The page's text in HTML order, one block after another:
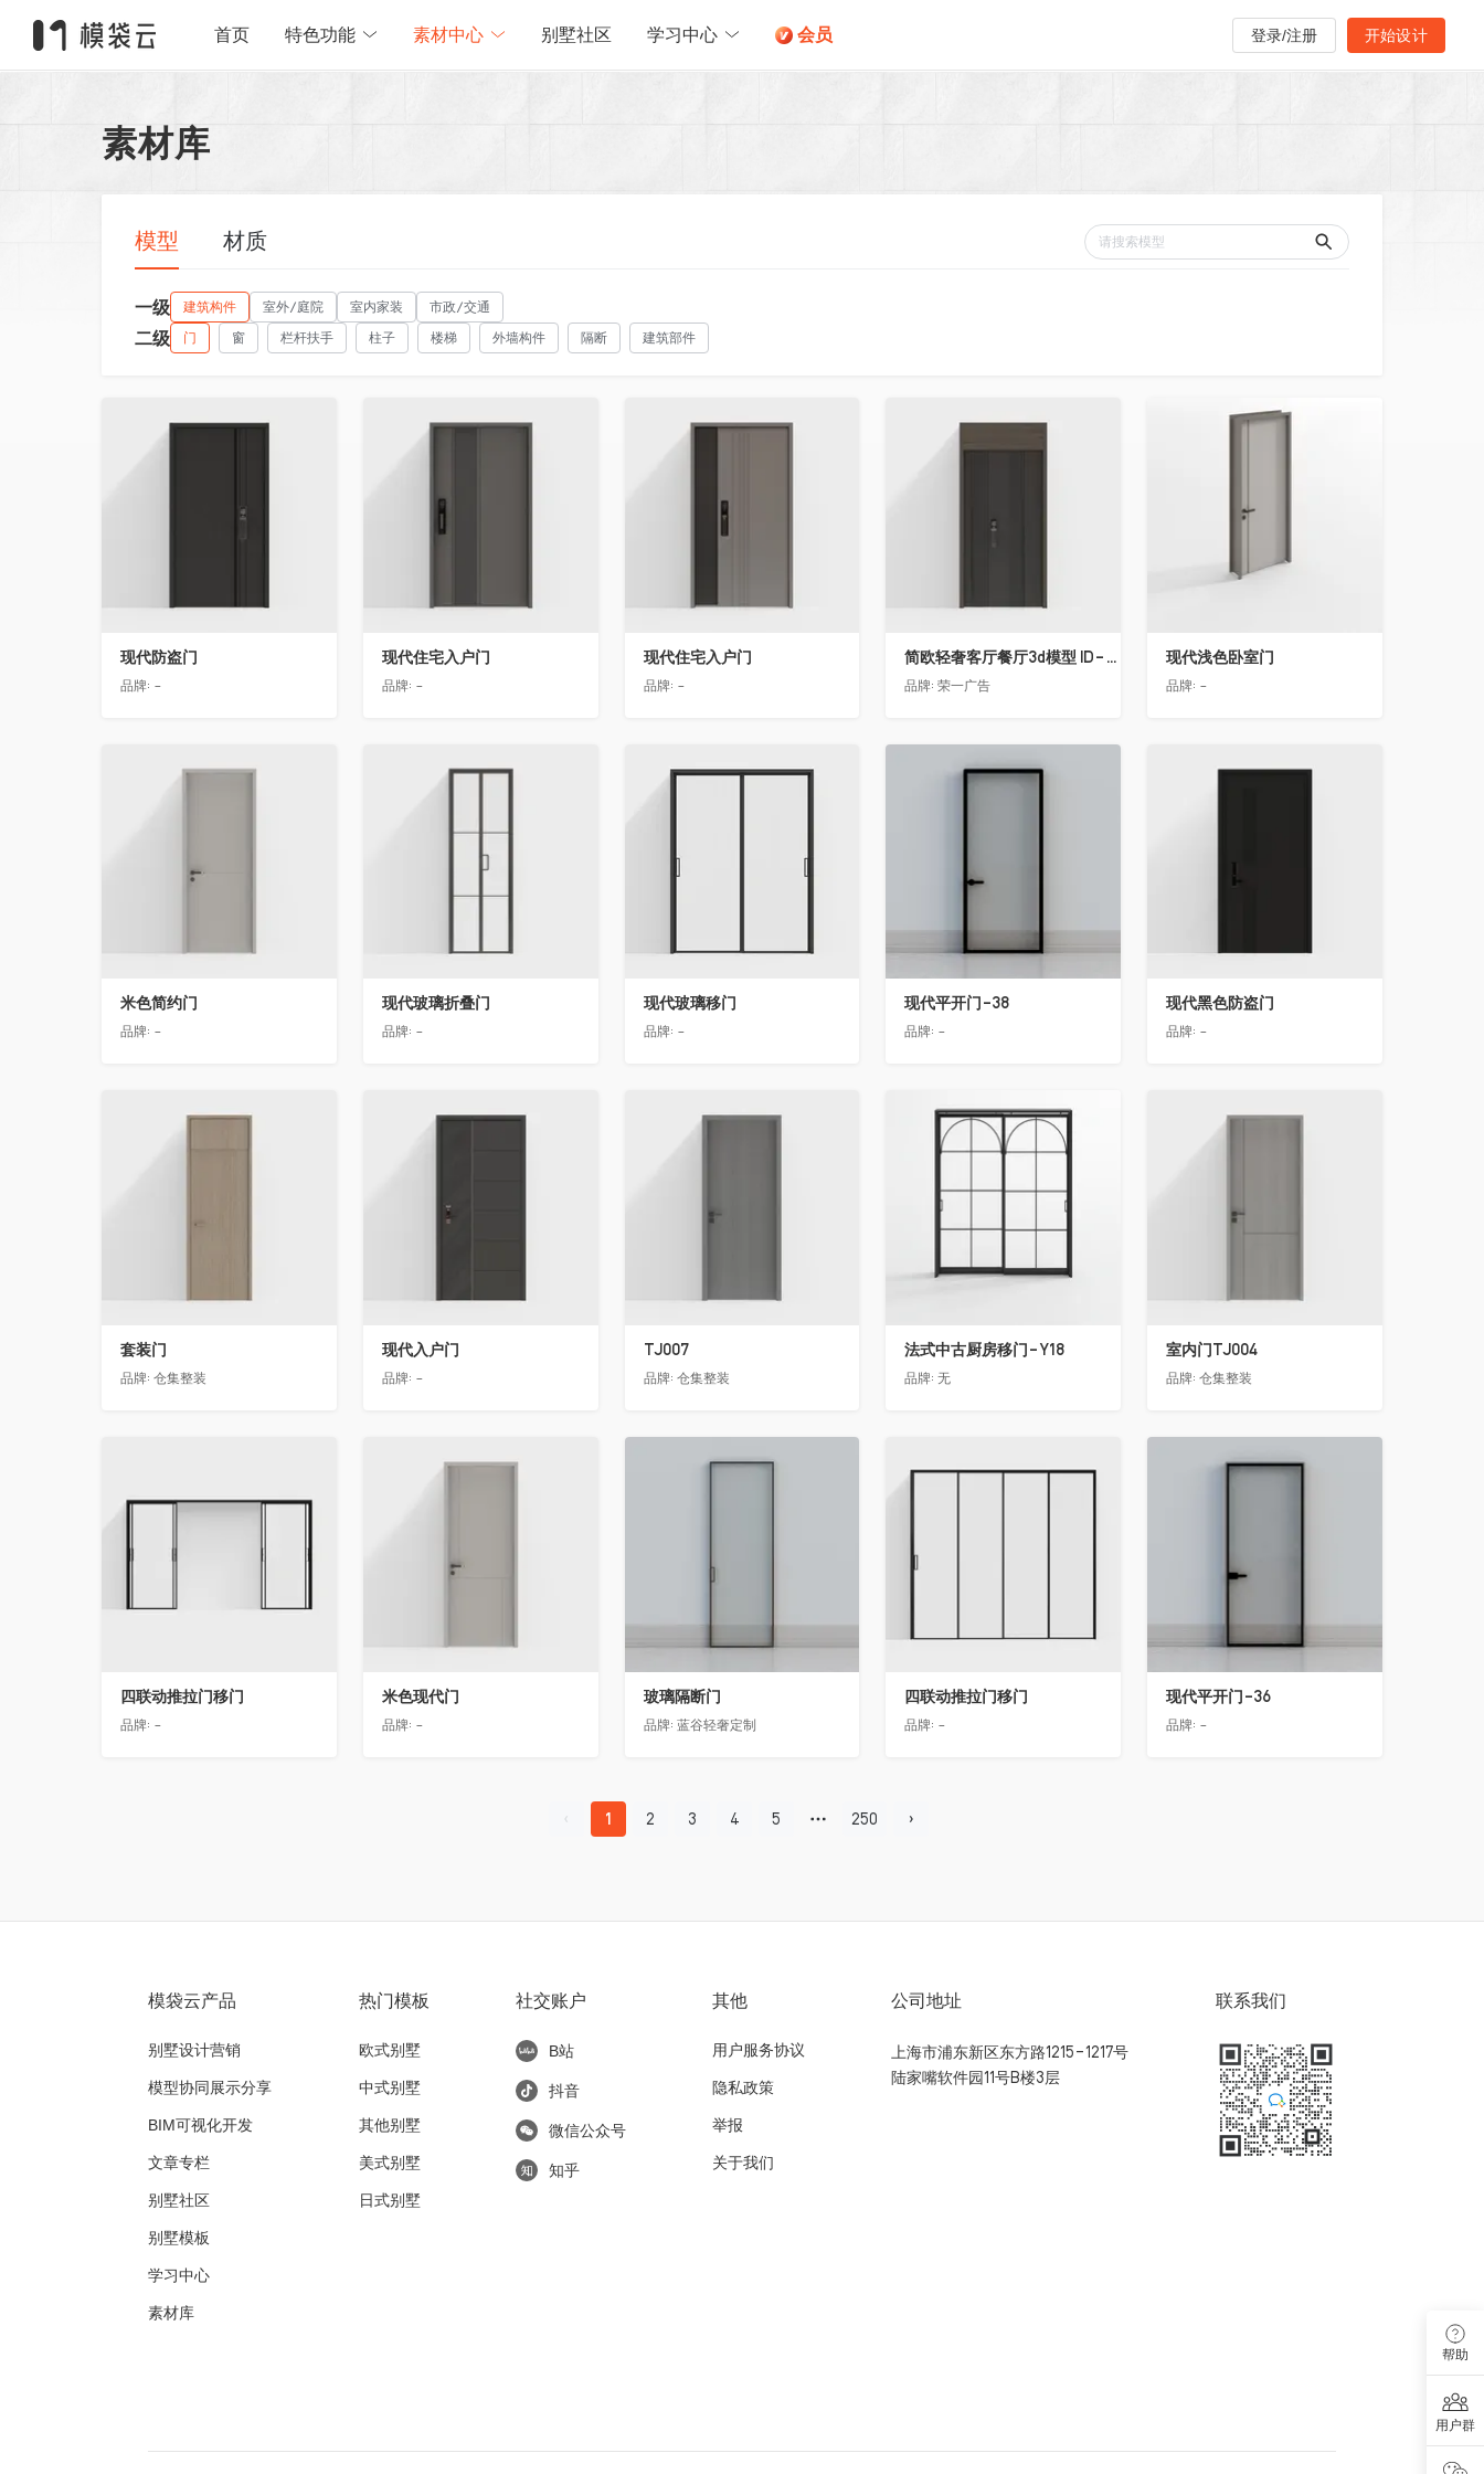
首页 特色功能 素材中心 别墅社区 学习中心 会员 登录/注册 开始设计
素材库
模型 材质
一级 建筑构件 室外/庭院 室内家装 市政/交通
二级 门 窗 栏杆扶手 柱子 楼梯 外墙构件 隔断 建筑部件
收藏
现代防盗门
品牌: -
收藏
现代住宅入户门
品牌: -
收藏
现代住宅入户门
品牌: -
收藏
简欧轻奢客厅餐厅3d模型 ID-11490558入户门2
品牌:荣一广告
现代浅色卧室门
品牌: -
米色简约门
品牌: -
现代玻璃折叠门
品牌: -
收藏
现代玻璃移门
品牌: -
收藏
现代平开门-38
品牌: -
收藏
现代黑色防盗门
品牌: -
套装门
品牌: 仓集整装
收藏
现代入户门
品牌: -
收藏
TJ007
品牌: 仓集整装
收藏
法式中古厨房移门-Y18
品牌:无
收藏
室内门TJ004
品牌:仓集整装
四联动推拉门移门
品牌: -
米色现代门
品牌: -
玻璃隔断门
品牌: 蓝谷轻奢定制
收藏
四联动推拉门移门
品牌: -
收藏
现代平开门-36
品牌: -
1 2 3 4 5 250
模袋云产品
别墅设计营销
模型协同展示分享
BIM可视化开发
文章专栏
别墅社区
别墅模板
学习中心
素材库
热门模板
欧式别墅
中式别墅
其他别墅
美式别墅
日式别墅
社交账户
B站
抖音
微信公众号
知乎
其他
用户服务协议
隐私政策
举报
关于我们
公司地址
上海市浦东新区东方路1215-1217号
陆家嘴软件园11号B楼3层
联系我们
帮助
用户群